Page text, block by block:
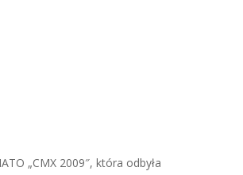
„CMX 2009″, która odbyła